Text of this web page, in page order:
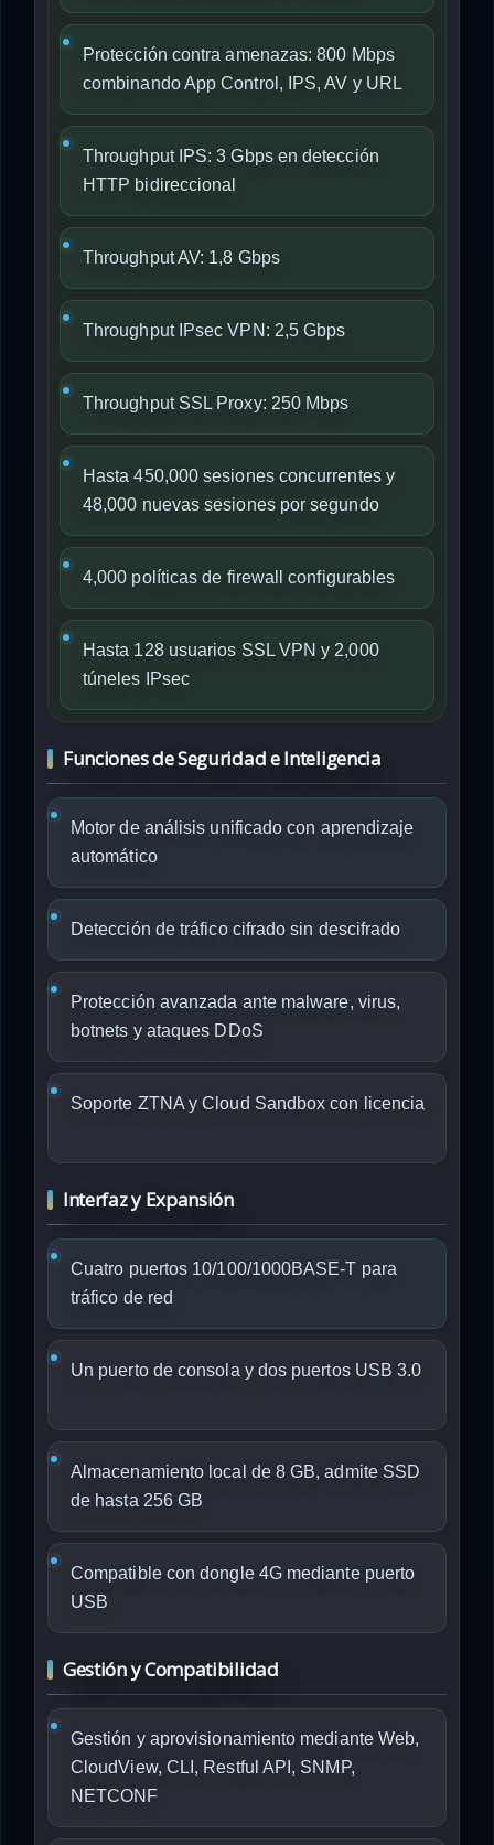
Protección contra amenazas: 800 Mbps
combinando App Control, IPS, AV y URL
Throughput IPS: 3 Gbps en detección
HTTP bidireccional
Throughput AV: 1,8 Gbps
Throughput IPsec VPN: 2,5 Gbps
Throughput SSL Proxy: 250 Mbps
Hasta 450,000 sesiones concurrentes y
48,000 nuevas sesiones por segundo
4,000 políticas de firewall configurables
Hasta 128 usuarios SSL VPN y 2,000
túneles IPsec
Funciones de Seguridad e Inteligencia
Motor de análisis unificado con aprendizaje
automático
Detección de tráfico cifrado sin descifrado
Protección avanzada ante malware, virus,
botnets y ataques DDoS
Soporte ZTNA y Cloud Sandbox con licencia
Interfaz y Expansión
Cuatro puertos 10/100/1000BASE-T para
tráfico de red
Un puerto de consola y dos puertos USB 3.0
Almacenamiento local de 8 GB, admite SSD
de hasta 256 GB
Compatible con dongle 4G mediante puerto
USB
Gestión y Compatibilidad
Gestión y aprovisionamiento mediante Web,
CloudView, CLI, Restful API, SNMP,
NETCONF